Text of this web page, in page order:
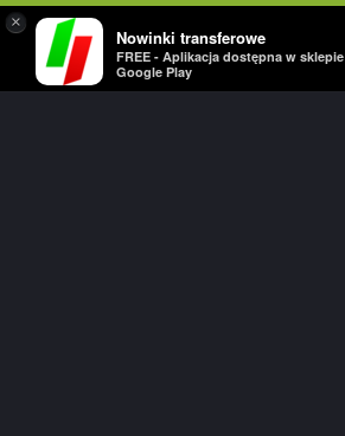
×
Nowinki transferowe
FREE - Aplikacja dostępna w sklepie
Google Play